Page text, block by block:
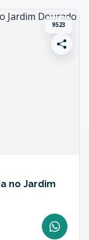
9523
no Jardim